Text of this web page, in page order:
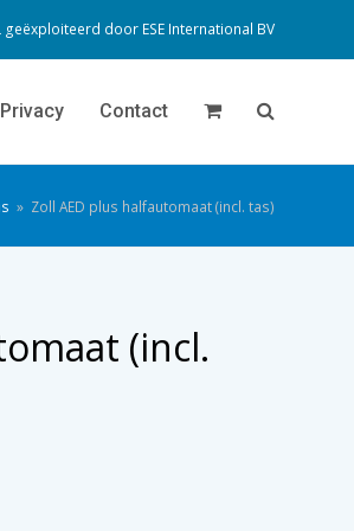
geëxploiteerd door ESE International BV
Privacy Contact
» Zoll AED plus halfautomaat (incl. tas)
(incl.